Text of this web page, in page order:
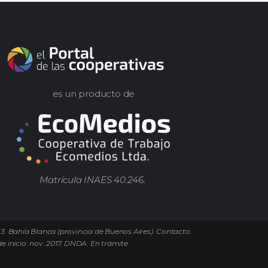
es un producto de
Matrícula INAES 40.246.
Bahía Blanca (provincia de Buenos Aires). Contacto.
inicio: nov. 2017. DNDA: En trámite